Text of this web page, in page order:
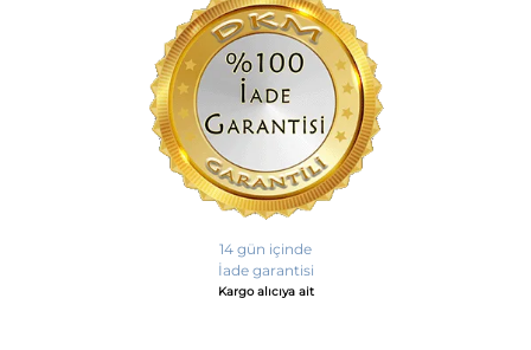
14 gün içinde
İade garantisi
Kargo alıcıya ait